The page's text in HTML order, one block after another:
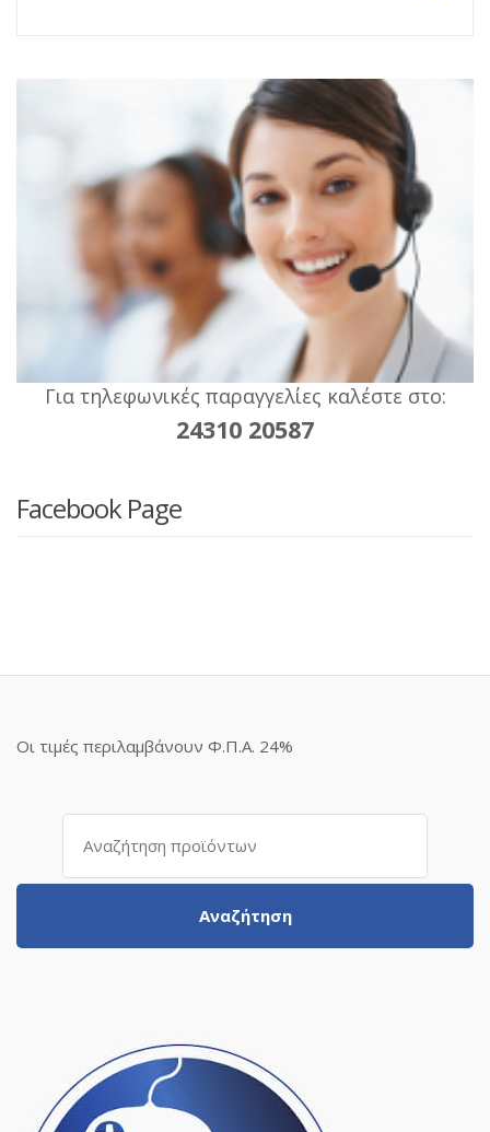
Για τηλεφωνικές παραγγελίες καλέστε στο:
24310 20587
Facebook Page
Οι τιμές περιλαμβάνουν Φ.Π.Α. 24%
Αναζήτηση
Αναζήτηση